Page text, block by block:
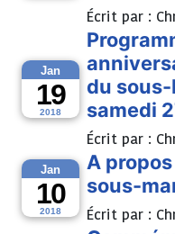
Écrit par :
19
Jan
2018
du sous-
samedi
Écrit par :
10
Jan
2018
A
sous-
Écrit par :